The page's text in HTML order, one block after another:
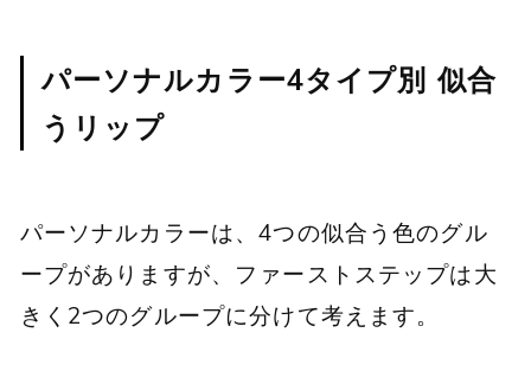
パーソナルカラー4タイプ別 似合
うリップ
パーソナルカラーは、4つの似合う色のグル
ープがありますが、ファーストステップは大
きく2つのグループに分けて考えます。